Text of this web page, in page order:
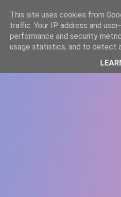
WWW.GAZISTI.RO
This site uses cookies from
traffic. Your IP address and
performance and security
usage statistics, and to detect